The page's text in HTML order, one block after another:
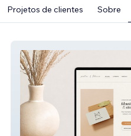
Projetos de clientes Sobre